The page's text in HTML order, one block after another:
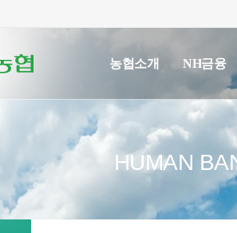
농협소개 NH금융
HUMAN